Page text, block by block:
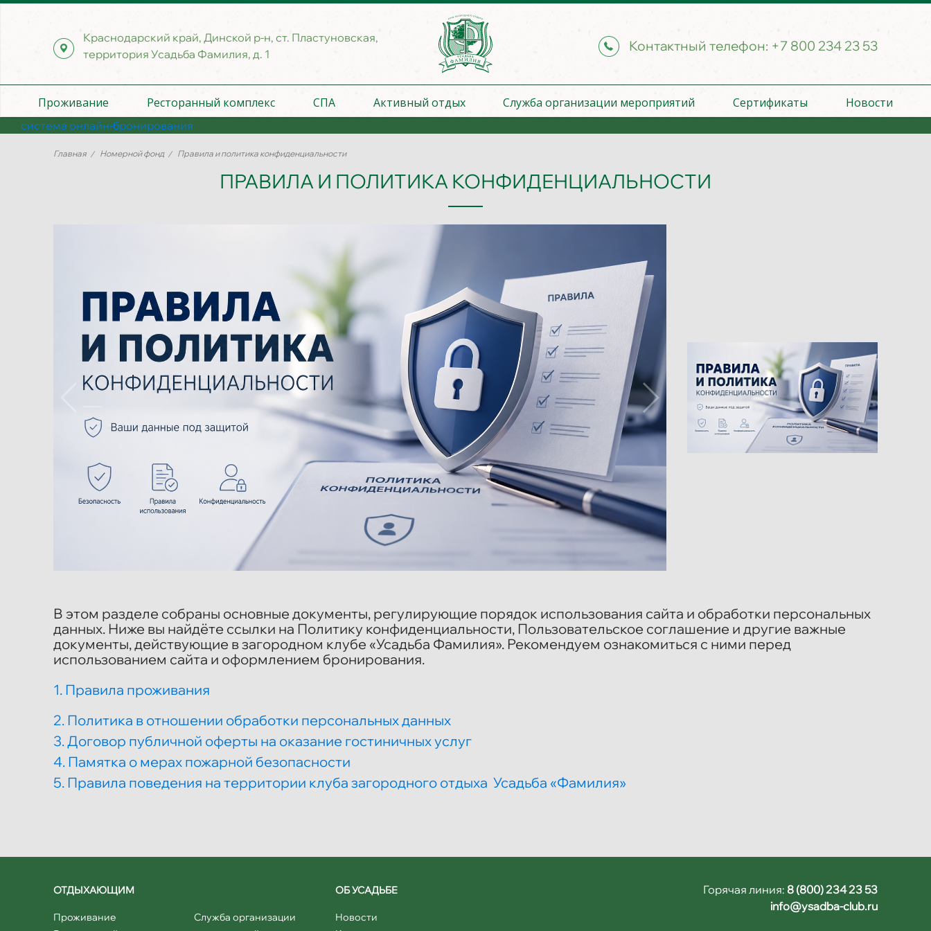
Краснодарский край, Динской р-н, ст. Пластуновская,
территория Усадьба Фамилия, д. 1
Контактный телефон: +7 800 234 23 53
Проживание Ресторанный комплекс СПА Активный отдых Служба организации мероприятий Сертификаты Новости
система онлайн-бронирования
Главная Номерной фонд Правила и политика конфиденциальности
ПРАВИЛА И ПОЛИТИКА КОНФИДЕНЦИАЛЬНОСТИ
В этом разделе собраны основные документы, регулирующие порядок использования сайта и обработки персональных
данных. Ниже вы найдёте ссылки на Политику конфиденциальности, Пользовательское соглашение и другие важные
документы, действующие в загородном клубе «Усадьба Фамилия». Рекомендуем ознакомиться с ними перед
использованием сайта и оформлением бронирования.
1. Правила проживания
2. Политика в отношении обработки персональных данных
3. Договор публичной оферты на оказание гостиничных услуг
4. Памятка о мерах пожарной безопасности
5. Правила поведения на территории клуба загородного отдыха Усадьба «Фамилия»
ОТДЫХАЮЩИМ
Проживание
Служба организации
ОБ УСАДЬБЕ
Новости
Горячая линия: 8 (800) 234 23 53
info@ysadba-club.ru